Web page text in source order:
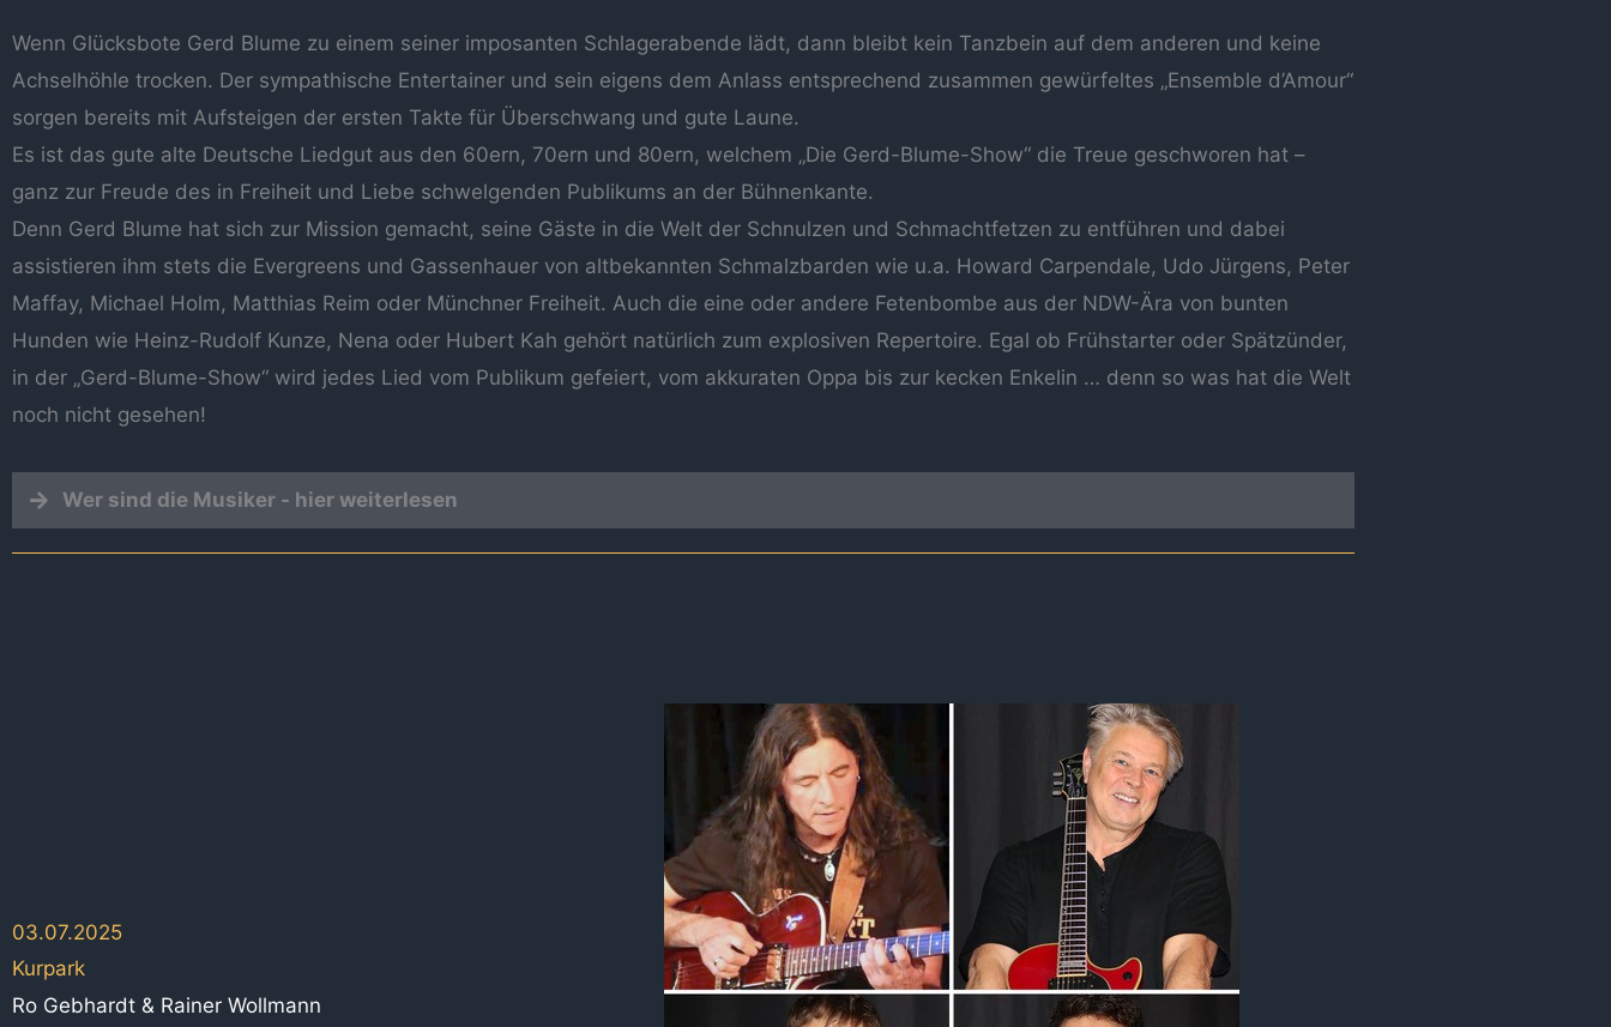
Wenn Glücksbote Gerd Blume zu einem seiner imposanten Schlagerabende lädt, dann bleibt kein Tanzbein auf dem anderen und keine
Achselhöhle trocken. Der sympathische Entertainer und sein eigens dem Anlass entsprechend zusammen gewürfeltes „Ensemble d’Amour“
sorgen bereits mit Aufsteigen der ersten Takte für Überschwang und gute Laune.
Es ist das gute alte Deutsche Liedgut aus den 60ern, 70ern und 80ern, welchem „Die Gerd-Blume-Show“ die Treue geschworen hat –
ganz zur Freude des in Freiheit und Liebe schwelgenden Publikums an der Bühnenkante.
Denn Gerd Blume hat sich zur Mission gemacht, seine Gäste in die Welt der Schnulzen und Schmachtfetzen zu entführen und dabei
assistieren ihm stets die Evergreens und Gassenhauer von altbekannten Schmalzbarden wie u.a. Howard Carpendale, Udo Jürgens, Peter
Maffay, Michael Holm, Matthias Reim oder Münchner Freiheit. Auch die eine oder andere Fetenbombe aus der NDW-Ära von bunten
Hunden wie Heinz-Rudolf Kunze, Nena oder Hubert Kah gehört natürlich zum explosiven Repertoire. Egal ob Frühstarter oder Spätzünder,
in der „Gerd-Blume-Show“ wird jedes Lied vom Publikum gefeiert, vom akkuraten Oppa bis zur kecken Enkelin … denn so was hat die Welt
noch nicht gesehen!
Wer sind die Musiker - hier weiterlesen
03.07.2025
Kurpark
Ro Gebhardt & Rainer Wollmann